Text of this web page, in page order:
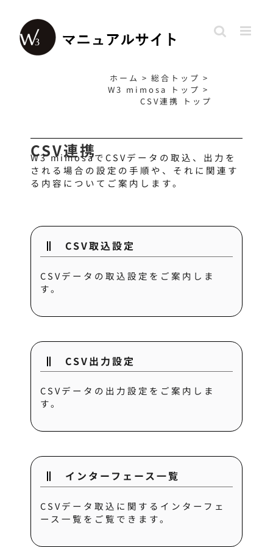
content
ホーム > 総合トップ >
W3 mimosa トップ >
CSV連携 トップ
CSV連携
W3 mimosaでCSVデータの取込、出力を
される場合の設定の手順や、それに関連す
る内容についてご案内します。
CSV取込設定
CSVデータの取込設定をご案内しま
す。
CSV出力設定
CSVデータの出力設定をご案内しま
す。
インターフェース一覧
CSVデータ取込に関するインターフェ
ース一覧をご覧できます。